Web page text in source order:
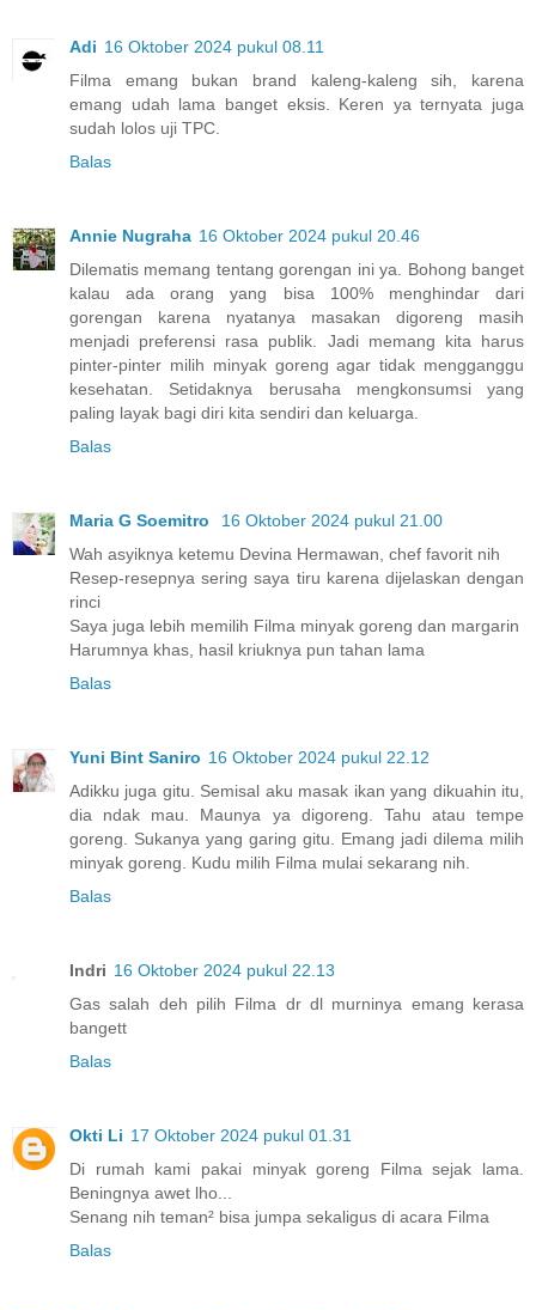
Adi 16 Oktober 2024 pukul 08.11
Filma emang bukan brand kaleng-kaleng sih, karena
emang udah lama banget eksis. Keren ya ternyata juga
sudah lolos uji TPC.
Balas
Annie Nugraha 16 Oktober 2024 pukul 20.46
Dilematis memang tentang gorengan ini ya. Bohong banget
kalau ada orang yang bisa 100% menghindar dari
gorengan karena nyatanya masakan digoreng masih
menjadi preferensi rasa publik. Jadi memang kita harus
pinter-pinter milih minyak goreng agar tidak mengganggu
kesehatan. Setidaknya berusaha mengkonsumsi yang
paling layak bagi diri kita sendiri dan keluarga.
Balas
Maria G Soemitro
16 Oktober 2024 pukul 21.00
Wah asyiknya ketemu Devina Hermawan, chef favorit nih
Resep-resepnya sering saya tiru karena dijelaskan dengan
rinci
Saya juga lebih memilih Filma minyak goreng dan margarin
Harumnya khas, hasil kriuknya pun tahan lama
Balas
Yuni Bint Saniro 16 Oktober 2024 pukul 22.12
Adikku juga gitu. Semisal aku masak ikan yang dikuahin itu,
dia ndak mau. Maunya ya digoreng. Tahu atau tempe
goreng. Sukanya yang garing gitu. Emang jadi dilema milih
minyak goreng. Kudu milih Filma mulai sekarang nih.
Balas
Indri 16 Oktober 2024 pukul 22.13
Gas salah deh pilih Filma dr dl murninya emang kerasa
bangett
Balas
Okti Li 17 Oktober 2024 pukul 01.31
Di rumah kami pakai minyak goreng Filma sejak lama.
Beningnya awet lho...
Senang nih teman² bisa jumpa sekaligus di acara Filma
Balas